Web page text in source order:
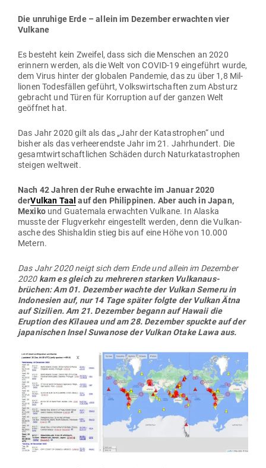
Die unruhige Erde – allein im Dezember erwachten vier
Vulkane
Es besteht kein Zweifel, dass sich die Men­schen an 2020
erinnern werden, als die Welt von COVID-19 ein­ge­führt wurde,
dem Virus hinter der glo­balen Pan­demie, das zu über 1,8 Mil­
lionen Todes­fällen geführt, Volks­wirt­schaften zum Absturz
gebracht und Türen für Kor­ruption auf der ganzen Welt
geöffnet hat.
Das Jahr 2020 gilt als das „Jahr der Kata­strophen“ und
bisher als das ver­hee­rendste Jahr im 21. Jahr­hundert. Die
gesamt­wirt­schaft­lichen Schäden durch Natur­ka­ta­strophen
steigen weltweit.
Nach 42 Jahren der Ruhe erwachte im Januar 2020
derVulkan Taal auf den Phil­ip­pinen. Aber auch in Japan,
Mexikound Gua­temala erwachten Vulkane. In Alaska
musste der Flug­verkehr ein­ge­stellt werden, denn die Vul­kan­
asche des Shis­haldin stieg bis auf eine Höhe von 10.000
Metern.
Das Jahr 2020 neigt sich dem Ende und allein im Dezember
2020kam es gleich zu meh­reren starken Vul­kan­aus­
brüchen: Am 01. Dezember wachte der Vulkan Semeru in
Indo­nesien auf, nur 14 Tage später folgte der Vulkan Ätna
auf Sizilien. Am 21. Dezember begann auf Hawaii die
Eruption des Kīlauea und am 28. Dezember spuckte auf der
japa­ni­schen Insel Suwanose der Vulkan Otake Lawa aus.